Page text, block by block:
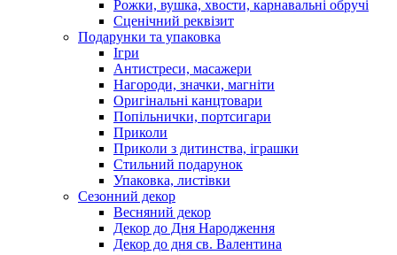
Рожки, вушка, хвости, карнавальні обручі
Сценічний реквізит
Подарунки та упаковка
Ігри
Антистреси, масажери
Нагороди, значки, магніти
Оригінальні канцтовари
Попільнички, портсигари
Приколи
Приколи з дитинства, іграшки
Стильний подарунок
Упаковка, листівки
Сезонний декор
Весняний декор
Декор до Дня Народження
Декор до дня св. Валентина